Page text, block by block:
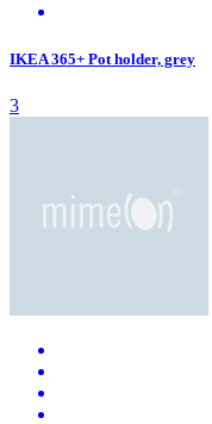
IKEA 365+ Pot holder, grey
3